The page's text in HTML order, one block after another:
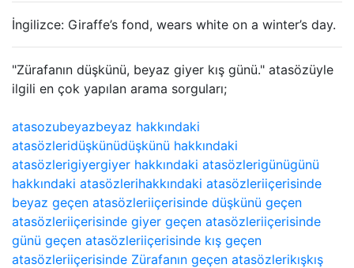
İngilizce: Giraffe’s fond, wears white on a winter’s day.
"Zürafanın düşkünü, beyaz giyer kış günü." atasözüyle
ilgili en çok yapılan arama sorguları;
atasozubeyazbeyaz hakkındaki
atasözleridüşkünüdüşkünü hakkındaki
atasözlerigiyergiyer hakkındaki atasözlerigünügünü
hakkındaki atasözlerihakkındaki atasözleriiçerisinde
beyaz geçen atasözleriiçerisinde düşkünü geçen
atasözleriiçerisinde giyer geçen atasözleriiçerisinde
günü geçen atasözleriiçerisinde kış geçen
atasözleriiçerisinde Zürafanın geçen atasözlerikışkış